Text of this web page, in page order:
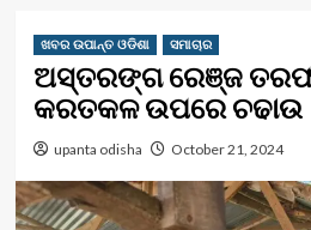
ଖବର ଉପାନ୍ତ ଓଡିଶା ସମାଚାର
ଅସ୍ତରଙ୍ଗ ରେଞ୍ଜ
କରତକଳ ଉପରେ ଚଢାଉ
upanta odisha October 21, 2024